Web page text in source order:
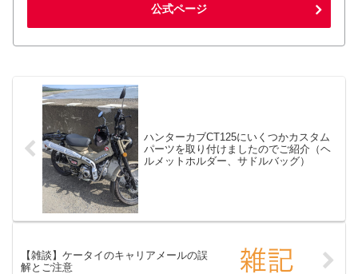
公式ページ
ハンターカブCT125にいくつかカスタム
パーツを取り付けましたのでご紹介（ヘ
ルメットホルダー、サドルバッグ）
【雑談】ケータイのキャリアメールの誤
解とご注意